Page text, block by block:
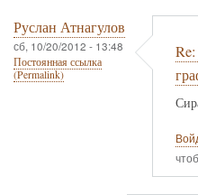
Руслан Атнагулов
сб, 10/20/2012 - 13:48
Постоянная ссылка
(Permalink)